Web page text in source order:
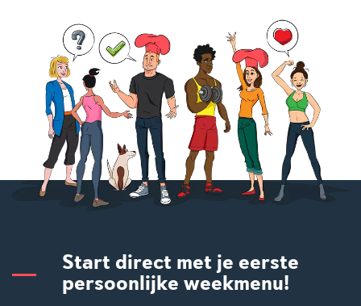
Start direct met je eerste
persoonlijke weekmenu!